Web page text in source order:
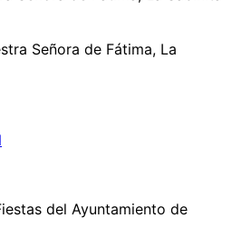
del Ayuntamiento de